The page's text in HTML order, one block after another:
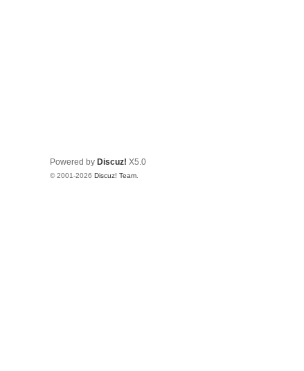
Powered by Discuz! X5.0
© 2001-2026 Discuz! Team